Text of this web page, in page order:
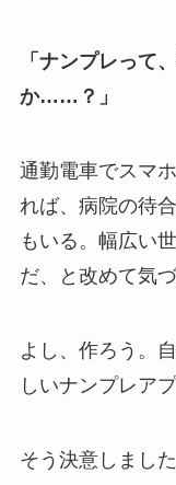
「ナンプレって
か……？」
通勤電車でスマ
れば、病院の待
もいる。幅広い
だ、と改めて気
よし、作ろう。
しいナンプレア
そう決意しました